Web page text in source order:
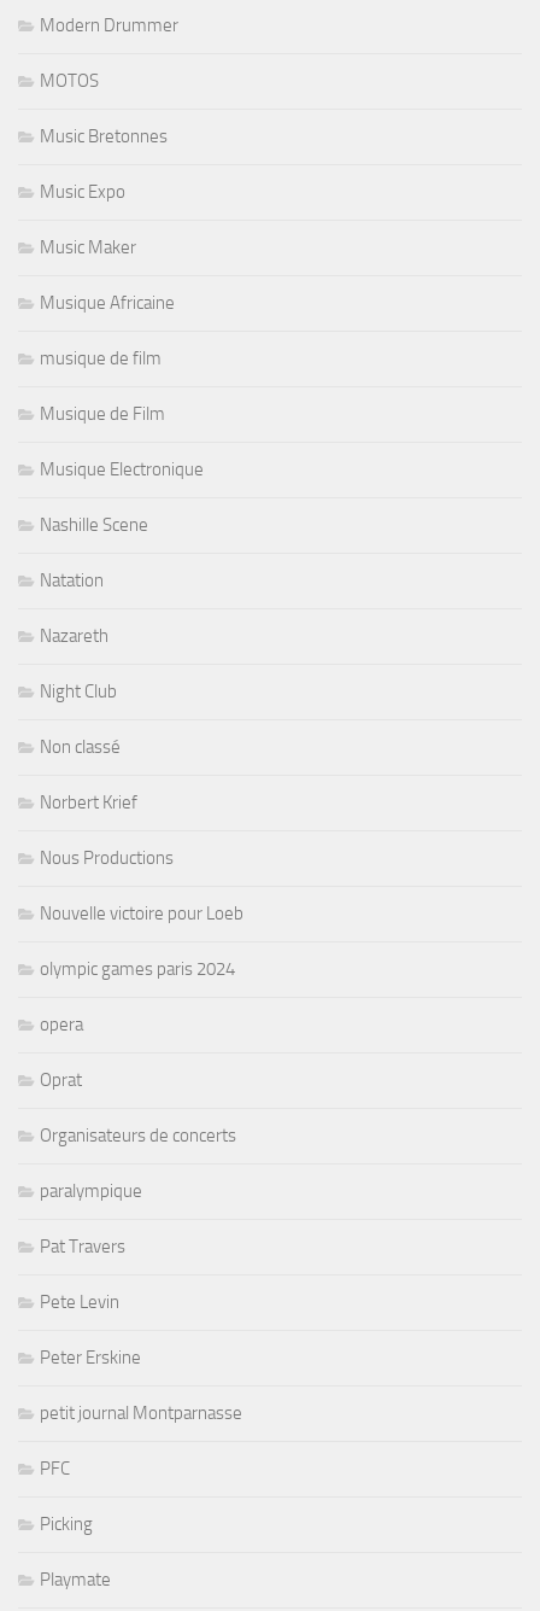
Modern Drummer
MOTOS
Music Bretonnes
Music Expo
Music Maker
Musique Africaine
musique de film
Musique de Film
Musique Electronique
Nashille Scene
Natation
Nazareth
Night Club
Non classé
Norbert Krief
Nous Productions
Nouvelle victoire pour Loeb
olympic games paris 2024
opera
Oprat
Organisateurs de concerts
paralympique
Pat Travers
Pete Levin
Peter Erskine
petit journal Montparnasse
PFC
Picking
Playmate